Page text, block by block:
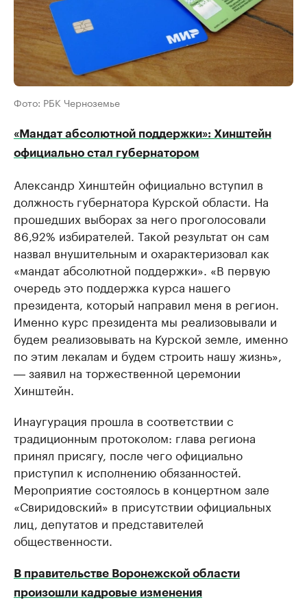
Фото: РБК Черноземье
«Мандат абсолютной поддержки»: Хинштейн
официально стал губернатором
Александр Хинштейн официально вступил в
должность губернатора Курской области. На
прошедших выборах за него проголосовали
86,92% избирателей. Такой результат он сам
назвал внушительным и охарактеризовал как
«мандат абсолютной поддержки». «В первую
очередь это поддержка курса нашего
президента, который направил меня в регион.
Именно курс президента мы реализовывали и
будем реализовывать на Курской земле, именно
по этим лекалам и будем строить нашу жизнь»,
― заявил на торжественной церемонии
Хинштейн.
Инаугурация прошла в соответствии с
традиционным протоколом: глава региона
принял присягу, после чего официально
приступил к исполнению обязанностей.
Мероприятие состоялось в концертном зале
«Свиридовский» в присутствии официальных
лиц, депутатов и представителей
общественности.
В правительстве Воронежской области
произошли кадровые изменения